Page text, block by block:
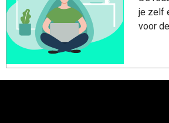
je zelf
voor